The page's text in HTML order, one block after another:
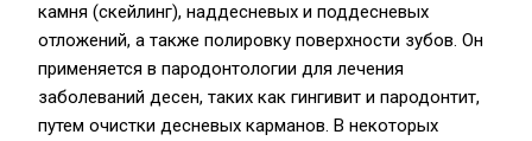
камня (скейлинг), наддесневых и поддесневых
отложений, а также полировку поверхности зубов. Он
применяется в пародонтологии для лечения
заболеваний десен, таких как гингивит и пародонтит,
путем очистки десневых карманов. В некоторых